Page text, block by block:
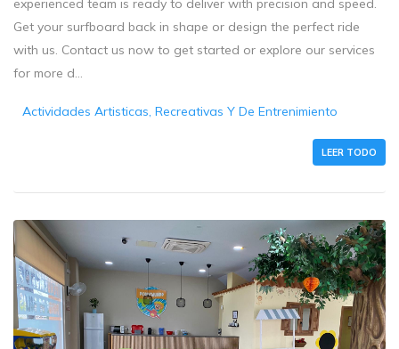
experienced team is ready to deliver with precision and speed.
Get your surfboard back in shape or design the perfect ride
with us. Contact us now to get started or explore our services
for more d...
Actividades Artisticas, Recreativas Y De Entrenimiento
LEER TODO